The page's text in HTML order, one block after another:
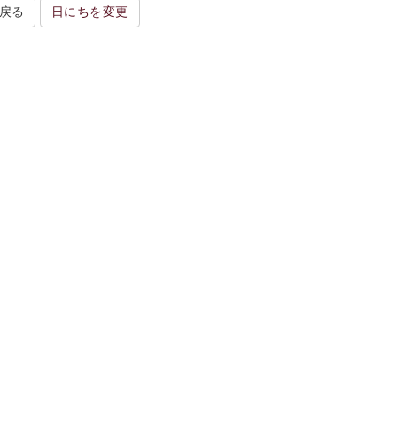
戻る 日にちを変更